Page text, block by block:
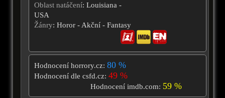
Oblast natáčení: Louisiana -
USA
Žánry: Horor - Akční - Fantasy
Hodnocení horrory.cz: 80 %
Hodnocení dle csfd.cz: 49 %
Hodnocení imdb.com: 59 %